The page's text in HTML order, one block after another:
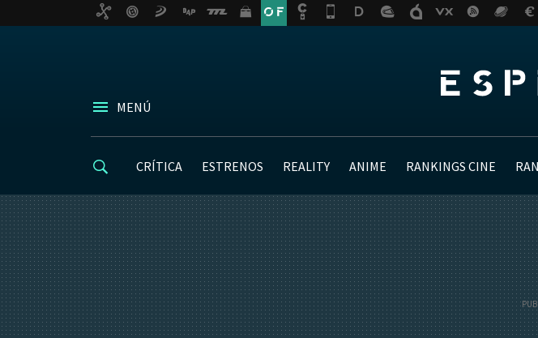
MENÚ
CRÍTICA ESTRENOS REALITY ANIME RANKINGS CINE